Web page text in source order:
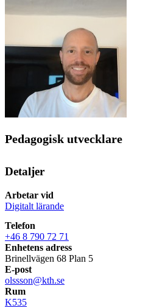
Pedagogisk utvecklare
Detaljer
Arbetar vid
Digitalt lärande
Telefon
+46 8 790 72 71
Enhetens adress
Brinellvägen 68 Plan 5
E-post
olssson@kth.se
Rum
K535